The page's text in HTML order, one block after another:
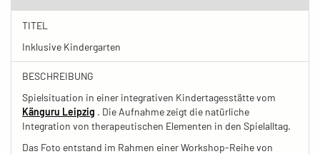
TITEL
Inklusive Kindergarten
BESCHREIBUNG
Spielsituation in einer integrativen Kindertagesstätte vom
Känguru Leipzig . Die Aufnahme zeigt die natürliche
Integration von therapeutischen Elementen in den Spielalltag.
Das Foto entstand im Rahmen einer Workshop-Reihe von